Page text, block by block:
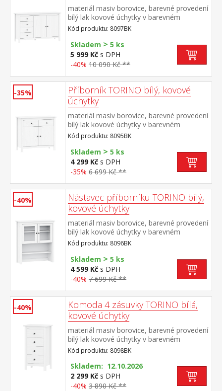
materiál masiv borovice, barevné provedení
bílý lak kovové úchytky v barevném
provedení černěná mosaz 4 zásuvky s
kovovými pojezdy, 2 plné dveře, 1 police
Kód produktu: 8097BK
Skladem > 5 ks
5 999 Kč s DPH
-40% 10 090 Kč **
-35%
Příborník TORINO bílý, kovové
úchytky
materiál masiv borovice, barevné provedení
bílý lak kovové úchytky v barevném
provedení černěná mosaz 2 zásuvky s
kovovými pojezdy, 2 plné dveře, 1
police vhodný doplněk nástavec 8096BK
Kód produktu: 8095BK
Skladem > 5 ks
4 299 Kč s DPH
-35% 6 699 Kč **
-40%
Nástavec příborníku TORINO bílý,
kovové úchytky
materiál masiv borovice, barevné provedení
bílý lak kovové úchytky v barevném
provedení černěná mosaz 2 prosklené
dveře, 1 police nástavec příborníku 8095BK
Kód produktu: 8096BK
Skladem > 5 ks
4 599 Kč s DPH
-40% 7 699 Kč **
-40%
Komoda 4 zásuvky TORINO bílá,
kovové úchytky
materiál masiv borovice, barevné provedení
bílý lak kovové úchytky v barevném
provedení černěná mosaz 4 zásuvky s
kovovými pojezdy
Kód produktu: 8098BK
Skladem: 12.10.2026
2 299 Kč s DPH
-40% 3 890 Kč **